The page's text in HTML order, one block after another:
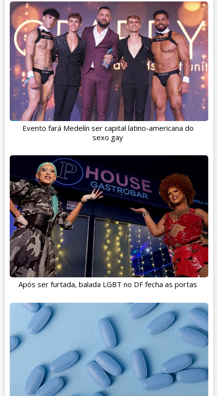
Evento fará Medelín ser capital latino-americana do
sexo gay
Após ser furtada, balada LGBT no DF fecha as portas